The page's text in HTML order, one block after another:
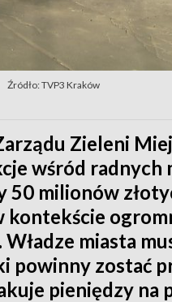
Źródło: TVP3 Kraków
Zieleni
wśród radnych
milionów
kontekście
miasta
powinny zostać
pieniędzy na